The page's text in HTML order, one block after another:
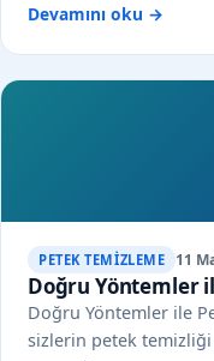
Devamını oku →
PETEK TEMIZLEME 11
Doğru Yöntemler
Doğru Yöntemler ile
sizlerin petek temizliği